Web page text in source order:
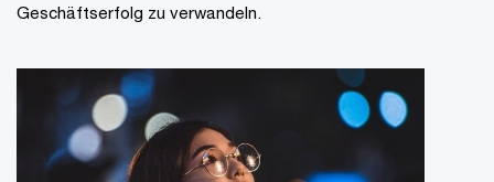
Geschäftserfolg zu verwandeln.